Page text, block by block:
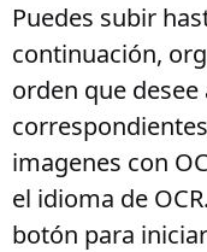
Puedes subir
continuación,
orden que
imagenes con
el idioma de
botón para